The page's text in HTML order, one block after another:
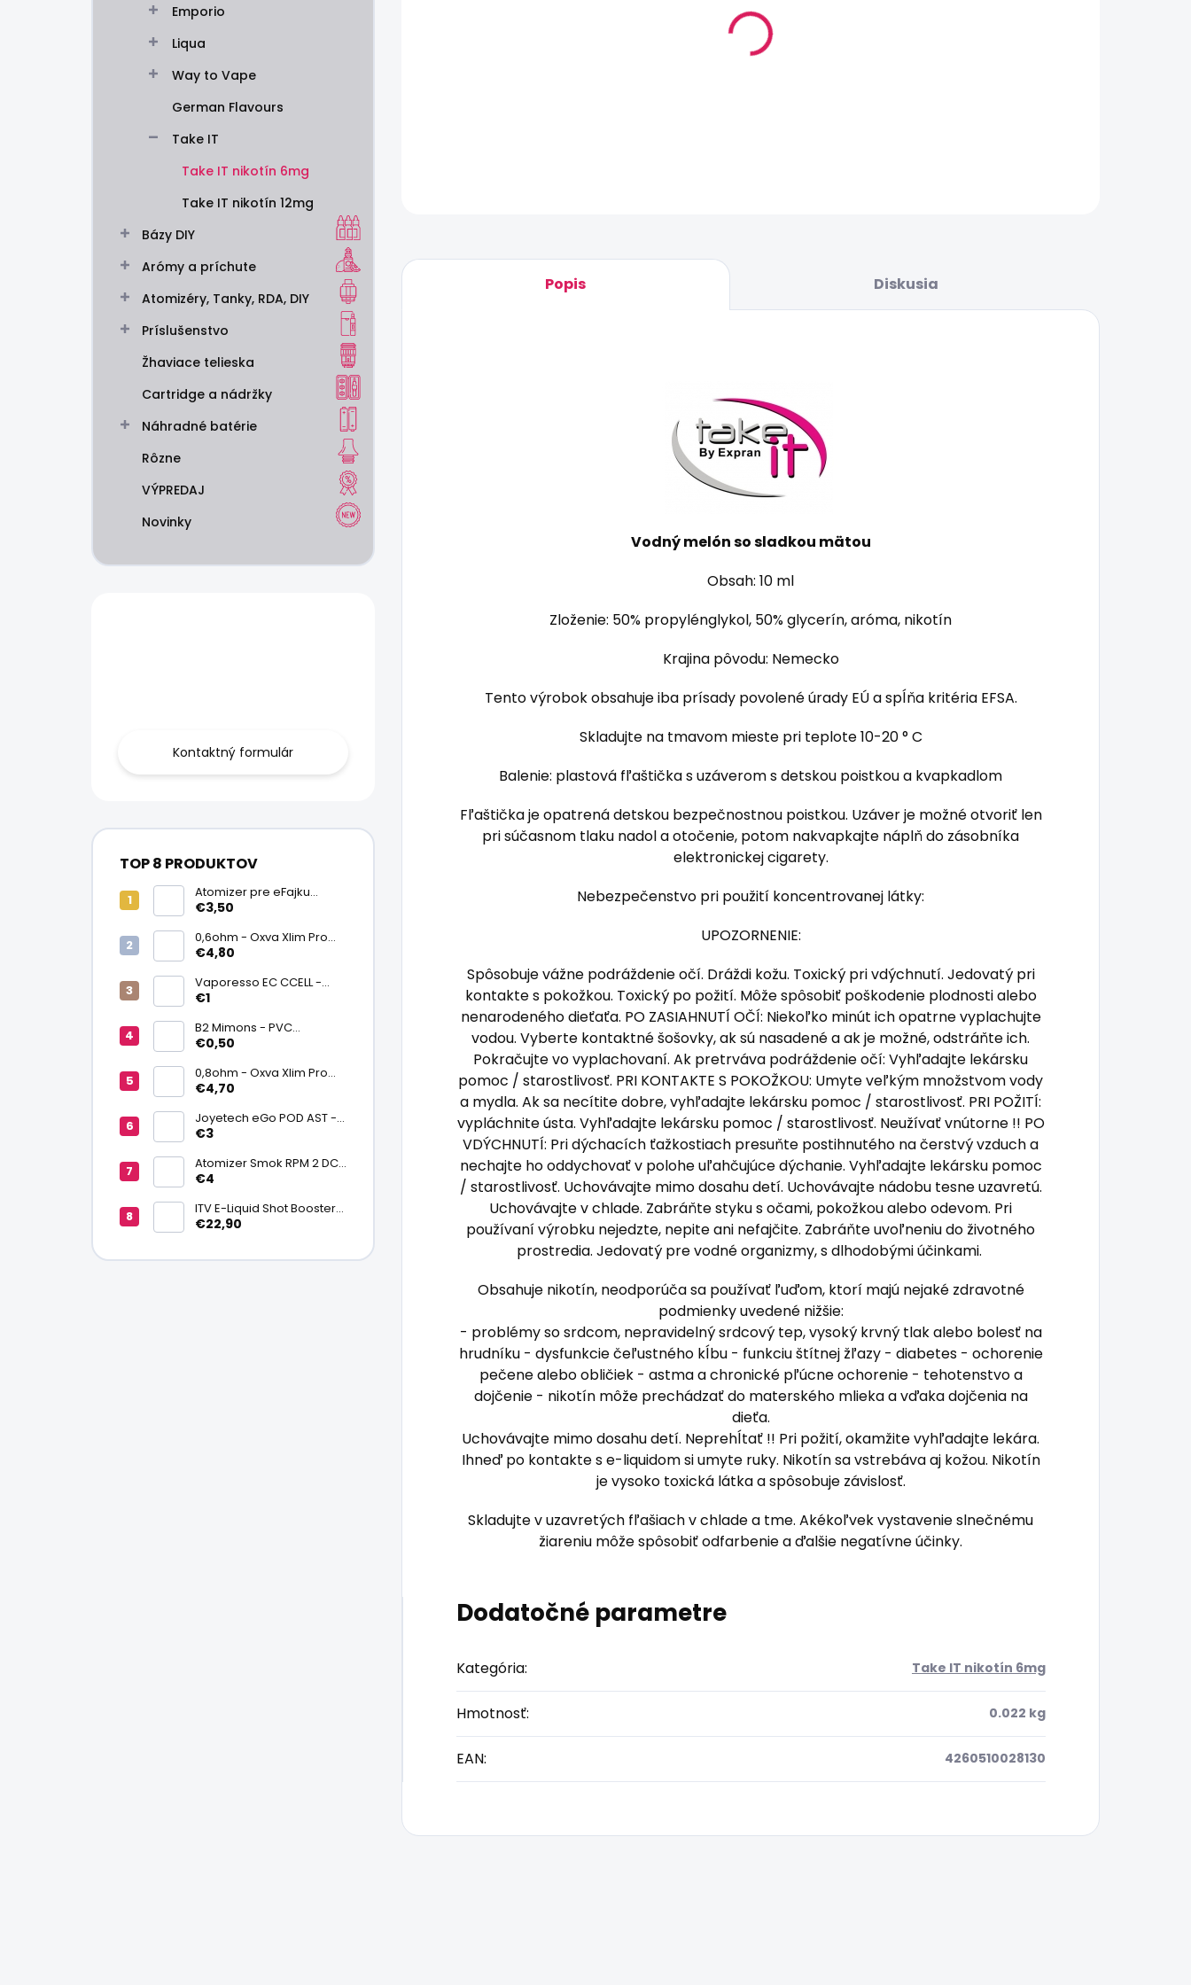
Emporio
Liqua
Way to Vape
German Flavours
Take IT
Take IT nikotín 6mg
Take IT nikotín 12mg
Bázy DIY
Arómy a príchute
Atomizéry, Tanky, RDA, DIY
Príslušenstvo
Žhaviace telieska
Cartridge a nádržky
Náhradné batérie
Rôzne
VÝPREDAJ
Novinky
Kontaktný formulár
TOP 8 PRODUKTOV
Atomizer pre eFajku
Kamry K1000 Plus
€3,50
0,6ohm - Oxva Xlim Pro
cartridge V3 Top Fill 2ml
€4,80
Vaporesso EC CCELL -
Keramický atomizér
€1
B2 Mimons - PVC
zmršťovacia fólia na
€0,50
0,8ohm - Oxva Xlim Pro
cartridge V3 Top Fill 2ml
€4,70
Joyetech eGo POD AST -
náhradná pod cartridge
€3
Atomizer Smok RPM 2 DC
0,6ohm MTL
€4
ITV E-Liquid Shot Booster
NICSALT 50PG/50VG 20
€22,90
DORUČENIA
Popis Diskusia
Vodný melón so sladkou mätou
Obsah: 10 ml
Zloženie: 50% propylénglykol, 50% glycerín, aróma, nikotín
Krajina pôvodu: Nemecko
Tento výrobok obsahuje iba prísady povolené úrady EÚ a spĺňa kritéria EFSA.
Skladujte na tmavom mieste pri teplote 10-20 ° C
Balenie: plastová fľaštička s uzáverom s detskou poistkou a kvapkadlom
Fľaštička je opatrená detskou bezpečnostnou poistkou. Uzáver je možné otvoriť len
pri súčasnom tlaku nadol a otočenie, potom nakvapkajte náplň do zásobníka
elektronickej cigarety.
Nebezpečenstvo pri použití koncentrovanej látky:
UPOZORNENIE:
Spôsobuje vážne podráždenie očí. Dráždi kožu. Toxický pri vdýchnutí. Jedovatý pri
kontakte s pokožkou. Toxický po požití. Môže spôsobiť poškodenie plodnosti alebo
nenarodeného dieťaťa. PO ZASIAHNUTÍ OČÍ: Niekoľko minút ich opatrne vyplachujte
vodou. Vyberte kontaktné šošovky, ak sú nasadené a ak je možné, odstráňte ich.
Pokračujte vo vyplachovaní. Ak pretrváva podráždenie očí: Vyhľadajte lekársku
pomoc / starostlivosť. PRI KONTAKTE S POKOŽKOU: Umyte veľkým množstvom vody
a mydla. Ak sa necítite dobre, vyhľadajte lekársku pomoc / starostlivosť. PRI POŽITÍ:
vypláchnite ústa. Vyhľadajte lekársku pomoc / starostlivosť. Neužívať vnútorne !! PO
VDÝCHNUTÍ: Pri dýchacích ťažkostiach presuňte postihnutého na čerstvý vzduch a
nechajte ho oddychovať v polohe uľahčujúce dýchanie. Vyhľadajte lekársku pomoc
/ starostlivosť. Uchovávajte mimo dosahu detí. Uchovávajte nádobu tesne uzavretú.
Uchovávajte v chlade. Zabráňte styku s očami, pokožkou alebo odevom. Pri
používaní výrobku nejedzte, nepite ani nefajčite. Zabráňte uvoľneniu do životného
prostredia. Jedovatý pre vodné organizmy, s dlhodobými účinkami.
Obsahuje nikotín, neodporúča sa používať ľuďom, ktorí majú nejaké zdravotné
podmienky uvedené nižšie:
- problémy so srdcom, nepravidelný srdcový tep, vysoký krvný tlak alebo bolesť na
hrudníku - dysfunkcie čeľustného kĺbu - funkciu štítnej žľazy - diabetes - ochorenie
pečene alebo obličiek - astma a chronické pľúcne ochorenie - tehotenstvo a
dojčenie - nikotín môže prechádzať do materského mlieka a vďaka dojčenia na
dieťa.
Uchovávajte mimo dosahu detí. Neprehĺtať !! Pri požití, okamžite vyhľadajte lekára.
Ihneď po kontakte s e-liquidom si umyte ruky. Nikotín sa vstrebáva aj kožou. Nikotín
je vysoko toxická látka a spôsobuje závislosť.
Skladujte v uzavretých fľašiach v chlade a tme. Akékoľvek vystavenie slnečnému
žiareniu môže spôsobiť odfarbenie a ďalšie negatívne účinky.
Dodatočné parametre
Kategória: Take IT nikotín 6mg
Hmotnosť: 0.022 kg
EAN: 4260510028130